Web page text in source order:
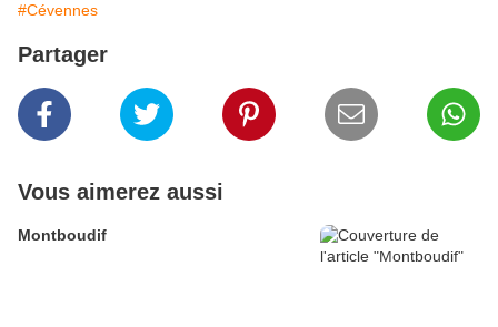
#Cévennes
Partager
Vous aimerez aussi
Montboudif